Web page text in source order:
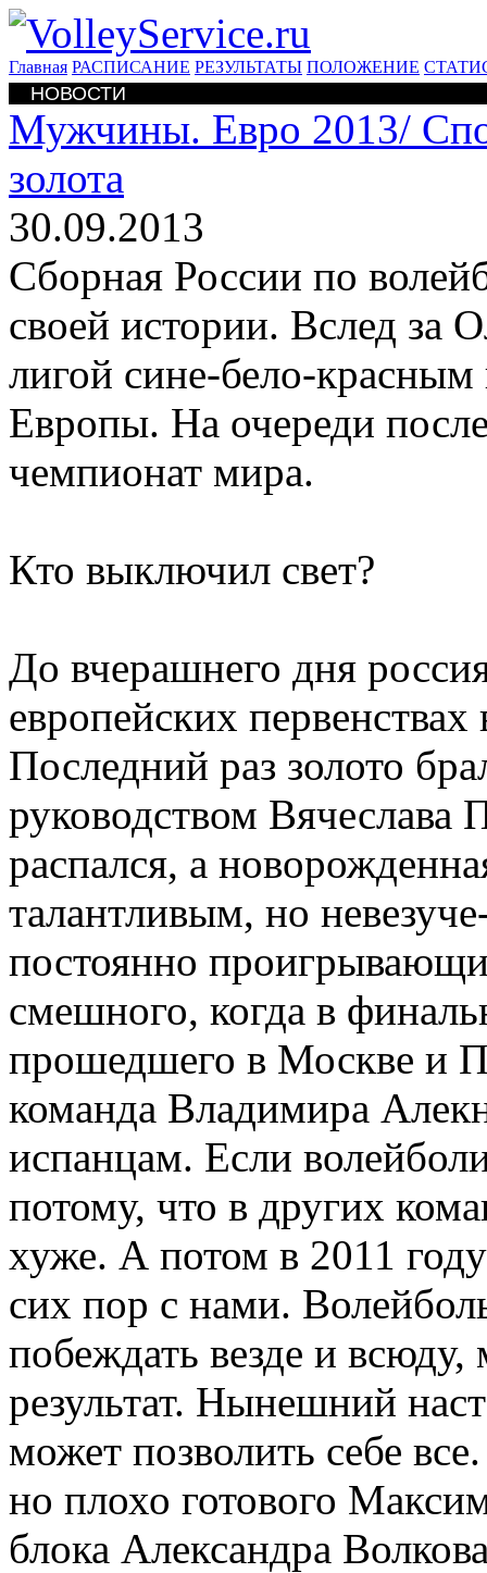
Главная РАСПИСАНИЕ РЕЗУЛЬТАТЫ ПОЛОЖЕНИЕ
НОВОСТИ
Мужчины. Евро 2013/
золота
30.09.2013
Сборная России по
своей истории. Вслед
лигой сине-бело-
Европы. На очереди
чемпионат мира.
Кто выключил свет?
До вчерашнего дня
европейских
Последний раз золото
руководством
распался, а
талантливым, но
постоянно
смешного, когда в
прошедшего в Москве и
команда Владимира
испанцам. Если
потому, что в других
хуже. А потом в 2011
сих пор с нами.
побеждать везде и
результат. Нынешний
может позволить себе
но плохо готового
блока Александра